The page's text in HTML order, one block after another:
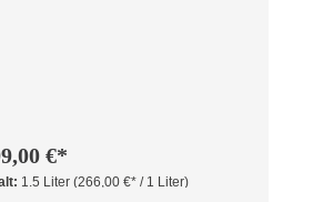
€*
1.5 Liter(266,00 €* / 1 Liter)